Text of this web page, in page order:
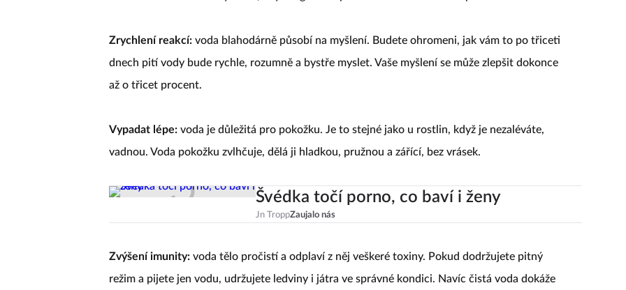
Zrychlení reakcí: voda blahodárně působí na myšlení. Budete ohromeni, jak vám to po třiceti
dnech pití vody bude rychle, rozumně a bystře myslet. Vaše myšlení se může zlepšit dokonce
až o třicet procent.
Vypadat lépe: voda je důležitá pro pokožku. Je to stejné jako u rostlin, když je nezaléváte,
vadnou. Voda pokožku zvlhčuje, dělá ji hladkou, pružnou a zářící, bez vrásek.
Švédka točí porno, co baví i ženy
Jn TroppZaujalo nás
Zvýšení imunity: voda tělo pročistí a odplaví z něj veškeré toxiny. Pokud dodržujete pitný
režim a pijete jen vodu, udržujete ledviny i játra ve správné kondici. Navíc čistá voda dokáže